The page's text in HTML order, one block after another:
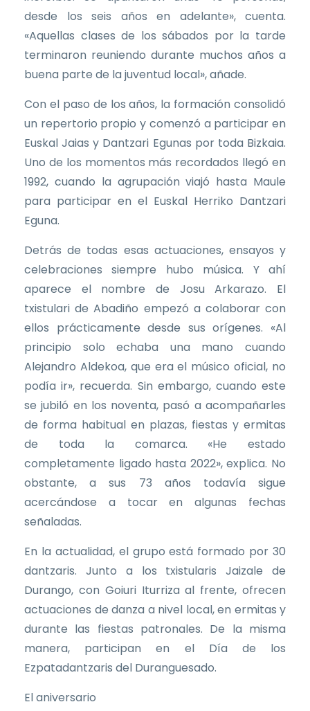
desde los seis años en adelante», cuenta.
«Aquellas clases de los sábados por la tarde
terminaron reuniendo durante muchos años a
buena parte de la juventud local», añade.
Con el paso de los años, la formación consolidó
un repertorio propio y comenzó a participar en
Euskal Jaias y Dantzari Egunas por toda Bizkaia.
Uno de los momentos más recordados llegó en
1992, cuando la agrupación viajó hasta Maule
para participar en el Euskal Herriko Dantzari
Eguna.
Detrás de todas esas actuaciones, ensayos y
celebraciones siempre hubo música. Y ahí
aparece el nombre de Josu Arkarazo. El
txistulari de Abadiño empezó a colaborar con
ellos prácticamente desde sus orígenes. «Al
principio solo echaba una mano cuando
Alejandro Aldekoa, que era el músico oficial, no
podía ir», recuerda. Sin embargo, cuando este
se jubiló en los noventa, pasó a acompañarles
de forma habitual en plazas, fiestas y ermitas
de toda la comarca. «He estado
completamente ligado hasta 2022», explica. No
obstante, a sus 73 años todavía sigue
acercándose a tocar en algunas fechas
señaladas.
En la actualidad, el grupo está formado por 30
dantzaris. Junto a los txistularis Jaizale de
Durango, con Goiuri Iturriza al frente, ofrecen
actuaciones de danza a nivel local, en ermitas y
durante las fiestas patronales. De la misma
manera, participan en el Día de los
Ezpatadantzaris del Duranguesado.
El aniversario